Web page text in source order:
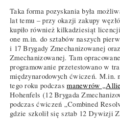
Taka forma pozyskania była
lat temu – przy okazji zakupy
kupiło również kilkadziesiąt
one m.in. do sztabów naszych
i 17 Brygady Zmechanizowanej
Zmechanizowanej. Tam
programowanie przetestowano w
międzynarodowych ćwiczeń. M.in.
tego roku podczasmanewrów
Hohenfels (12 Brygada
podczas ćwiczeń „Combined
gdzie szkolił się sztab 12 Dywizji